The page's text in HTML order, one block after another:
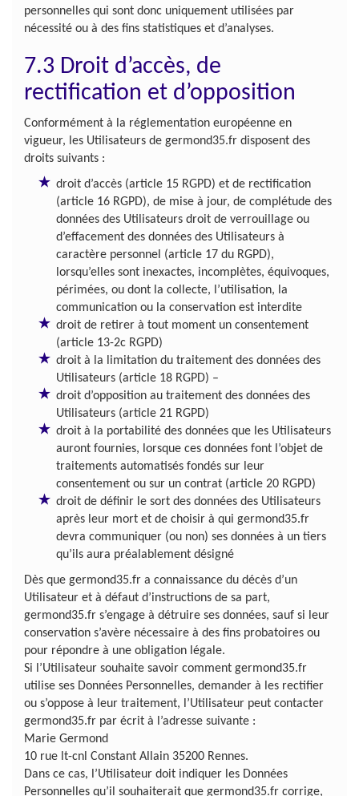
personnelles qui sont donc uniquement utilisées par
nécessité ou à des fins statistiques et d’analyses.
7.3 Droit d’accès, de
rectification et d’opposition
Conformément à la réglementation européenne en
vigueur, les Utilisateurs de germond35.fr disposent des
droits suivants :
droit d’accès (article 15 RGPD) et de rectification
(article 16 RGPD), de mise à jour, de complétude des
données des Utilisateurs droit de verrouillage ou
d’effacement des données des Utilisateurs à
caractère personnel (article 17 du RGPD),
lorsqu’elles sont inexactes, incomplètes, équivoques,
périmées, ou dont la collecte, l’utilisation, la
communication ou la conservation est interdite
droit de retirer à tout moment un consentement
(article 13-2c RGPD)
droit à la limitation du traitement des données des
Utilisateurs (article 18 RGPD) –
droit d’opposition au traitement des données des
Utilisateurs (article 21 RGPD)
droit à la portabilité des données que les Utilisateurs
auront fournies, lorsque ces données font l’objet de
traitements automatisés fondés sur leur
consentement ou sur un contrat (article 20 RGPD)
droit de définir le sort des données des Utilisateurs
après leur mort et de choisir à qui germond35.fr
devra communiquer (ou non) ses données à un tiers
qu’ils aura préalablement désigné
Dès que germond35.fr a connaissance du décès d’un
Utilisateur et à défaut d’instructions de sa part,
germond35.fr s’engage à détruire ses données, sauf si leur
conservation s’avère nécessaire à des fins probatoires ou
pour répondre à une obligation légale.
Si l’Utilisateur souhaite savoir comment germond35.fr
utilise ses Données Personnelles, demander à les rectifier
ou s’oppose à leur traitement, l’Utilisateur peut contacter
germond35.fr par écrit à l’adresse suivante :
Marie Germond
10 rue lt-cnl Constant Allain 35200 Rennes.
Dans ce cas, l’Utilisateur doit indiquer les Données
Personnelles qu’il souhaiterait que germond35.fr corrige,